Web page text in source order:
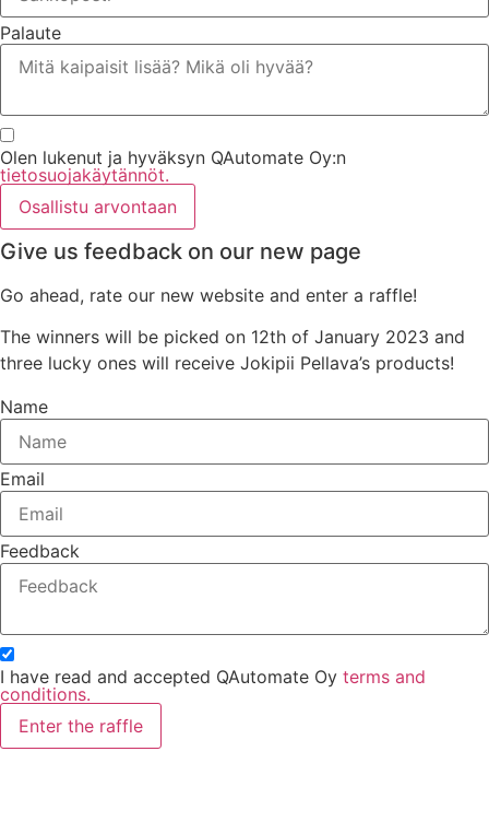
Palaute
Olen lukenut ja hyväksyn QAutomate Oy:n
tietosuojakäytännöt.
Osallistu arvontaan
Give us feedback on our new page
Go ahead, rate our new website and enter a raffle!
The winners will be picked on 12th of January 2023 and
three lucky ones will receive Jokipii Pellava’s products!
Name
Email
Feedback
I have read and accepted QAutomate Oy terms and
conditions.
Enter the raffle